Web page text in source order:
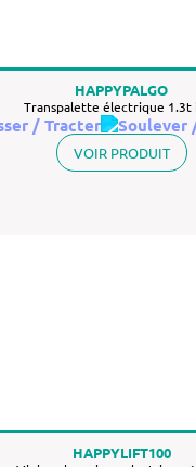
HAPPYPALGO
Transpalette électrique 1.3t
VOIR PRODUIT
HAPPYLIFT100